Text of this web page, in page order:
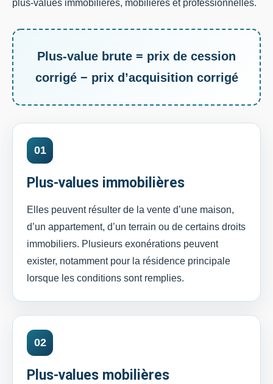
plus-values immobilières, mobilières et professionnelles.
Plus-value brute = prix de cession
corrigé − prix d’acquisition corrigé
01
Plus-values immobilières
Elles peuvent résulter de la vente d’une maison,
d’un appartement, d’un terrain ou de certains droits
immobiliers. Plusieurs exonérations peuvent
exister, notamment pour la résidence principale
lorsque les conditions sont remplies.
02
Plus-values mobilières